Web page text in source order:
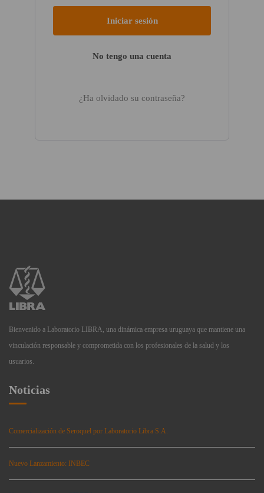
No tengo una cuenta
¿Ha olvidado su contraseña?
Bienvenido a Laboratorio LIBRA, una dinámica empresa uruguaya que mantiene una
vinculación responsable y comprometida con los profesionales de la salud y los
usuarios.
Noticias
Comercialización de Seroquel por Laboratorio Libra S.A.
Nuevo Lanzamiento: INBEC